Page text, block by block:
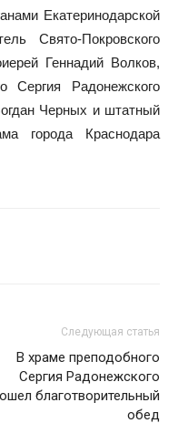
Екатеринодарской
Свято-Покровского
Геннадий Волков,
Сергия Радонежского
Черных и штатный
города Краснодара
Следующая статья
В храме преподобного
Сергия Радонежского
благотворительный
обед